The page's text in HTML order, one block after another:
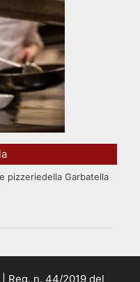
pizzeriedella Garbatella
Reg. n. 44/2019 del